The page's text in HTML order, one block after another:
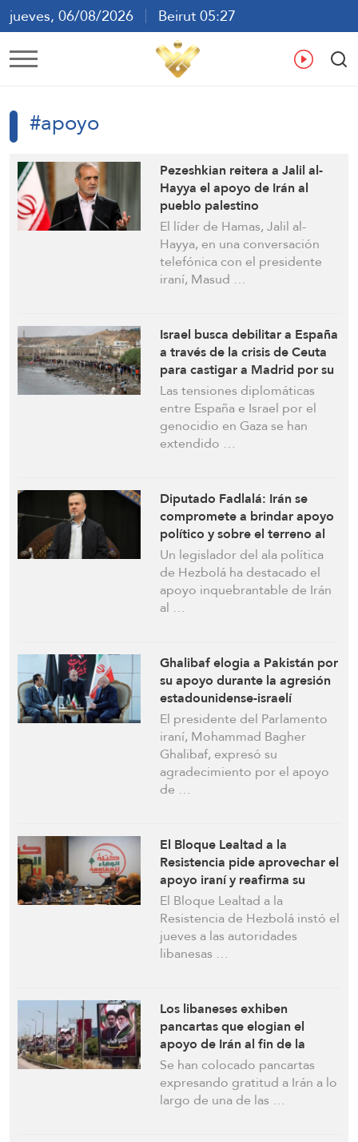
jueves, 06/08/2026
Beirut 05:27
ع En
#apoyo
Pezeshkian reitera a Jalil al-
Hayya el apoyo de Irán al
pueblo palestino
El líder de Hamas, Jalil al-
Hayya, en una conversación
telefónica con el presidente
iraní, Masud …
Israel busca debilitar a España
a través de la crisis de Ceuta
para castigar a Madrid por su
apoyo a Palestina
Las tensiones diplomáticas
entre España e Israel por el
genocidio en Gaza se han
extendido …
Diputado Fadlalá: Irán se
compromete a brindar apoyo
político y sobre el terreno al
Líbano
Un legislador del ala política
de Hezbolá ha destacado el
apoyo inquebrantable de Irán
al …
Ghalibaf elogia a Pakistán por
su apoyo durante la agresión
estadounidense-israelí
El presidente del Parlamento
iraní, Mohammad Bagher
Ghalibaf, expresó su
agradecimiento por el apoyo
de …
El Bloque Lealtad a la
Resistencia pide aprovechar el
apoyo iraní y reafirma su
rechazo a las negociaciones
directas con “Israel”
El Bloque Lealtad a la
Resistencia de Hezbolá instó el
jueves a las autoridades
libanesas …
Los libaneses exhiben
pancartas que elogian el
apoyo de Irán al fin de la
agresión israelí contra el
Líbano
Se han colocado pancartas
expresando gratitud a Irán a lo
largo de una de las …